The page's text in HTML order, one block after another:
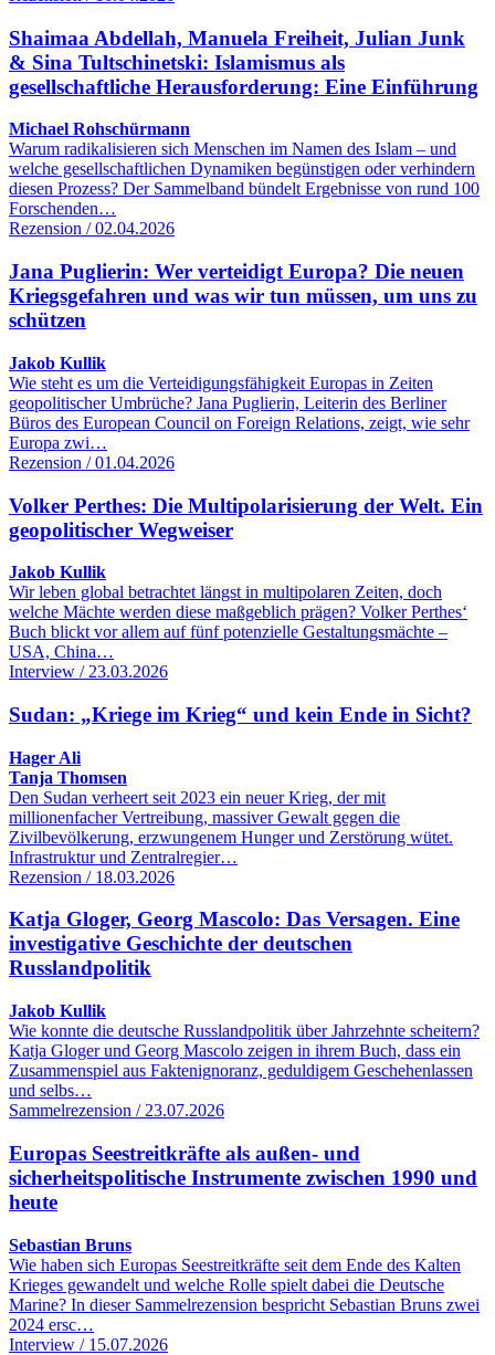
Shaimaa Abdellah, Manuela Freiheit, Julian Junk
& Sina Tultschinetski: Islamismus als
gesellschaftliche Herausforderung: Eine Einführung
Michael Rohschürmann
Warum radikalisieren sich Menschen im Namen des Islam – und
welche gesellschaftlichen Dynamiken begünstigen oder verhindern
diesen Prozess? Der Sammelband bündelt Ergebnisse von rund 100
Forschenden…
Rezension / 02.04.2026
Jana Puglierin: Wer verteidigt Europa? Die neuen
Kriegsgefahren und was wir tun müssen, um uns zu
schützen
Jakob Kullik
Wie steht es um die Verteidigungsfähigkeit Europas in Zeiten
geopolitischer Umbrüche? Jana Puglierin, Leiterin des Berliner
Büros des European Council on Foreign Relations, zeigt, wie sehr
Europa zwi…
Rezension / 01.04.2026
Volker Perthes: Die Multipolarisierung der Welt. Ein
geopolitischer Wegweiser
Jakob Kullik
Wir leben global betrachtet längst in multipolaren Zeiten, doch
welche Mächte werden diese maßgeblich prägen? Volker Perthes‘
Buch blickt vor allem auf fünf potenzielle Gestaltungsmächte –
USA, China…
Interview / 23.03.2026
Sudan: „Kriege im Krieg“ und kein Ende in Sicht?
Hager Ali
Tanja Thomsen
Den Sudan verheert seit 2023 ein neuer Krieg, der mit
millionenfacher Vertreibung, massiver Gewalt gegen die
Zivilbevölkerung, erzwungenem Hunger und Zerstörung wütet.
Infrastruktur und Zentralregier…
Rezension / 18.03.2026
Katja Gloger, Georg Mascolo: Das Versagen. Eine
investigative Geschichte der deutschen
Russlandpolitik
Jakob Kullik
Wie konnte die deutsche Russlandpolitik über Jahrzehnte scheitern?
Katja Gloger und Georg Mascolo zeigen in ihrem Buch, dass ein
Zusammenspiel aus Faktenignoranz, geduldigem Geschehenlassen
und selbs…
Sammelrezension / 23.07.2026
Europas Seestreitkräfte als außen- und
sicherheitspolitische Instrumente zwischen 1990 und
heute
Sebastian Bruns
Wie haben sich Europas Seestreitkräfte seit dem Ende des Kalten
Krieges gewandelt und welche Rolle spielt dabei die Deutsche
Marine? In dieser Sammelrezension bespricht Sebastian Bruns zwei
2024 ersc…
Interview / 15.07.2026